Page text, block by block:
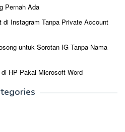
Pernah Ada
Instagram Tanpa Private Account
untuk Sorotan IG Tanpa Nama
HP Pakai Microsoft Word